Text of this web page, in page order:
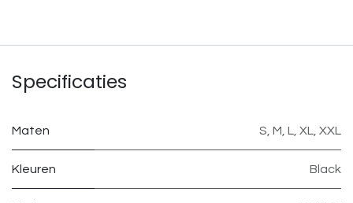
Specificaties
Maten S, M, L, XL, XXL
Kleuren Black